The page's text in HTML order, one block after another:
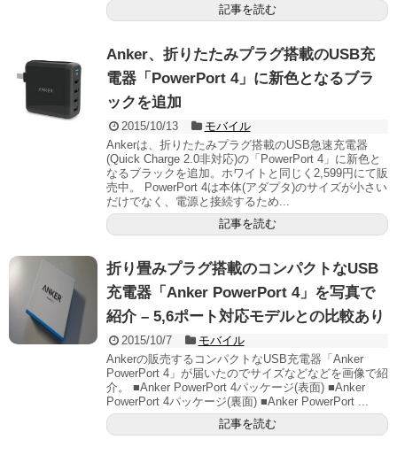
記事を読む
Anker、折りたたみプラグ搭載のUSB充
電器「PowerPort 4」に新色となるブラ
ックを追加
2015/10/13
モバイル
Ankerは、折りたたみプラグ搭載のUSB急速充電器
(Quick Charge 2.0非対応)の「PowerPort 4」に新色と
なるブラックを追加。ホワイトと同じく2,599円にて販
売中。 PowerPort 4は本体(アダプタ)のサイズが小さい
だけでなく、電源と接続するため...
記事を読む
折り畳みプラグ搭載のコンパクトなUSB
充電器「Anker PowerPort 4」を写真で
紹介 – 5,6ポート対応モデルとの比較あり
2015/10/7
モバイル
Ankerの販売するコンパクトなUSB充電器「Anker
PowerPort 4」が届いたのでサイズなどなどを画像で紹
介。 ■Anker PowerPort 4パッケージ(表面) ■Anker
PowerPort 4パッケージ(裏面) ■Anker PowerPort ...
記事を読む